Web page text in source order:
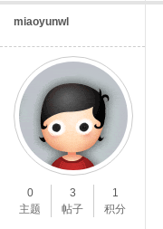
miaoyunwl
0
主题
3
帖子
1
积分